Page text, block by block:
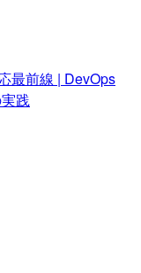
最前線 | DevOps
践